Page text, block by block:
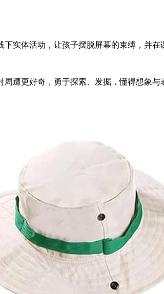
实体活动，让孩子摆脱屏幕的束缚，并
遭更好奇，勇于探索、发掘，懂得想象